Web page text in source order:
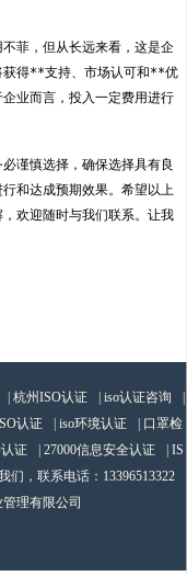
菲，但从长远来看，这是企
获得**支持、市场认可和**优
业而言，投入一定费用进行
谨慎选择，确保选择具有良
和达成预期效果。希望以上
欢迎随时与我们联系。让我
杭州ISO认证 iso认证咨询
认证 iso环境认证
口罩检
证 27000信息安全认证
IS
们，联系电话： 13396513322
理有限公司